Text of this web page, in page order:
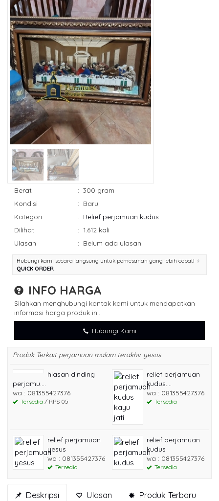
Berat : 300 gram
Kondisi
: Baru
Kategori
: Relief perjamuan kudus
Dilihat
: 1.612 kali
Ulasan
: Belum ada ulasan
Hubungi kami secara langsung untuk pemesanan yang lebih cepat!
QUICK ORDER
INFO HARGA
Silahkan menghubungi kontak kami untuk mendapatkan
informasi harga produk ini.
Hubungi Kami
Produk Terkait perjamuan malam terakhir yesus
hiasan dinding
perjamu....
wa : 081355427376
Tersedia / RPS 05
relief perjamuan
kudus....
wa : 081355427376
Tersedia
relief perjamuan
yesus
wa : 081355427376
Tersedia
relief perjamuan
kudus
wa : 081355427376
Tersedia
Deskripsi Ulasan Produk Terbaru